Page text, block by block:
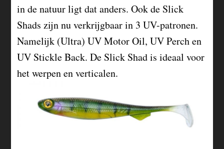
in de natuur ligt dat anders. Ook de Slick
Shads zijn nu verkrijgbaar in 3 UV-patronen.
Namelijk (Ultra) UV Motor Oil, UV Perch en
UV Stickle Back. De Slick Shad is ideaal voor
het werpen en verticalen.